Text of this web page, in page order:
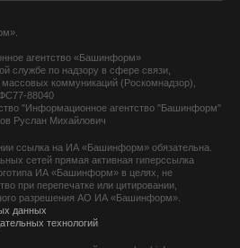
агентство «Башинформ»
службе по надзору в сфере связи,
коммуникаций (Роскомнадзор),
88040
"Информационное агентство "Башинформ"
Руслан Михайлович
ссылка на ИА «Башинформ» обязательна.
сетей прямая активная гиперссылка
ИА «Башинформ» в целях, не
при перепечатке или цитировании,
разрешения АО ИА «Башинформ».
данных
технологий